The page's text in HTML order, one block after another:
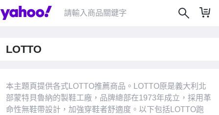
LOTTO
本主題頁提供各式LOTTO推薦商品。LOTTO原是義大利北
部蒙特貝魯納的製鞋工廠，品牌總部在1973年成立，採用革
命性無鞋帶設計，加強穿鞋者舒適度。以下包括LOTTO跑